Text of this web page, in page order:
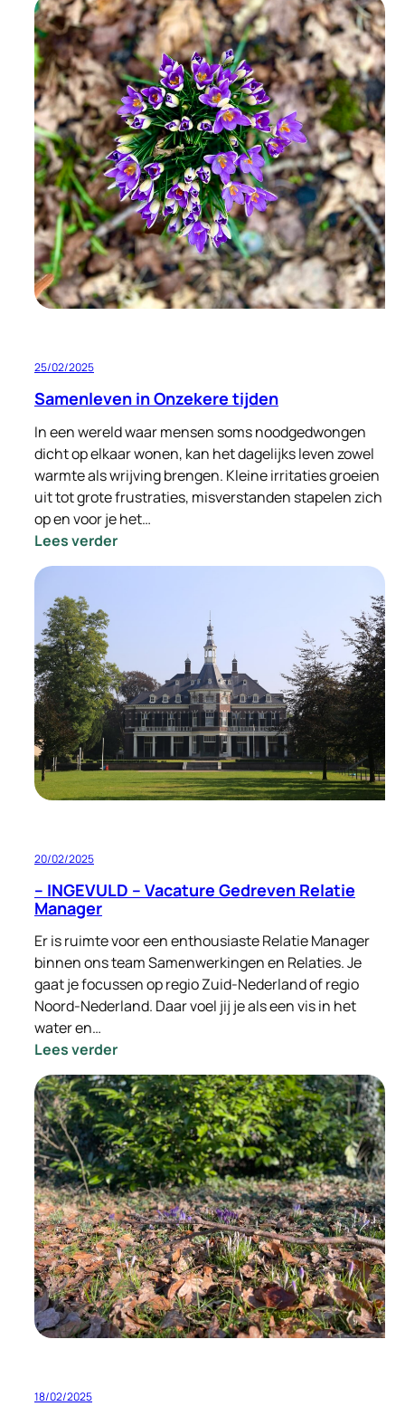
INGEVULD-
Maak
het
verschil
als
Huismeester
/
Coördinator
dagelijks
onderhoud!
25/02/2025
Samenleven in Onzekere tijden
In een wereld waar mensen soms noodgedwongen
dicht op elkaar wonen, kan het dagelijks leven zowel
warmte als wrijving brengen. Kleine irritaties groeien
uit tot grote frustraties, misverstanden stapelen zich
op en voor je het…
Lees verder:
Samenleven
20/02/2025
– INGEVULD – Vacature Gedreven Relatie
Manager
Er is ruimte voor een enthousiaste Relatie Manager
binnen ons team Samenwerkingen en Relaties. Je
gaat je focussen op regio Zuid-Nederland of regio
Noord-Nederland. Daar voel jij je als een vis in het
water en…
Lees verder:
–
INGEVULD
–
Vacature
Gedreven
Relatie
Manager
18/02/2025